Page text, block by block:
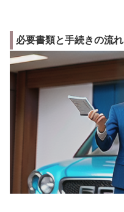
必要書類と手続きの流れ